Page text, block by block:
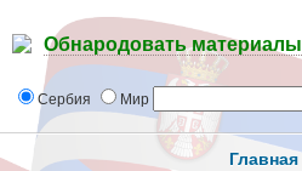
Обнародовать материалы
Сербия Мир
Главная